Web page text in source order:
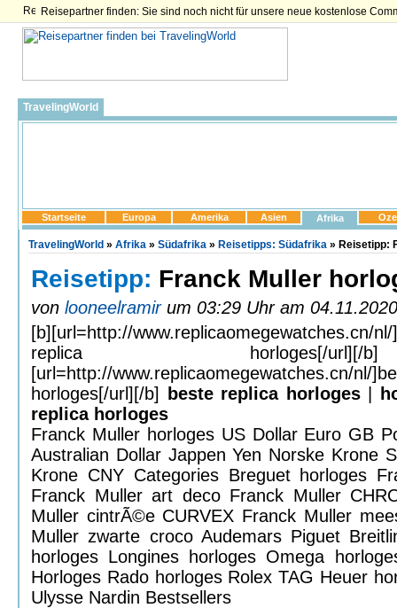
Reisepartner finden: Sie sind noch nicht für unsere neue kostenlose
TravelingWorld
Startseite Europa Amerika Asien Afrika
TravelingWorld » Afrika » Südafrika » Reisetipps: Südafrika » Reisetipp:
Reisetipp: Franck Muller
von looneelramirum 03:29 Uhr am
[b][url=http://www.replicaomegewatches.cn/
replica horloges[/
[url=http://www.replicaomegewatches.cn/nl/
horloges[/url][/b]
beste replica horloges|
replica horloges
Franck Muller horloges US Dollar Euro GB
Australian Dollar Jappen Yen Norske Krone
Krone CNY Categories Breguet horloges
Franck Muller art deco Franck Muller
Muller cintrÃ©e CURVEX Franck Muller
Muller zwarte croco Audemars Piguet
horloges Longines horloges Omega
Horloges Rado horloges Rolex TAG Heuer
Ulysse Nardin Bestsellers